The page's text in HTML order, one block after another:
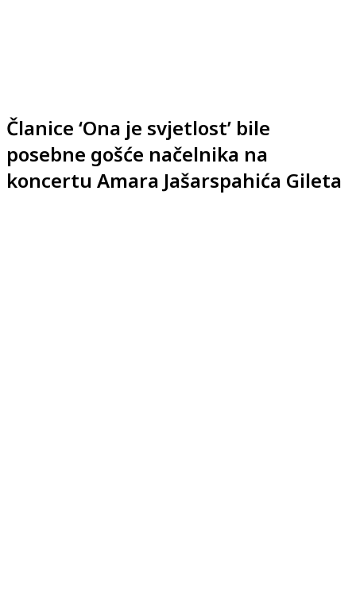
Članice ‘Ona je svjetlost’ bile
posebne gošće načelnika na
koncertu Amara Jašarspahića Gileta